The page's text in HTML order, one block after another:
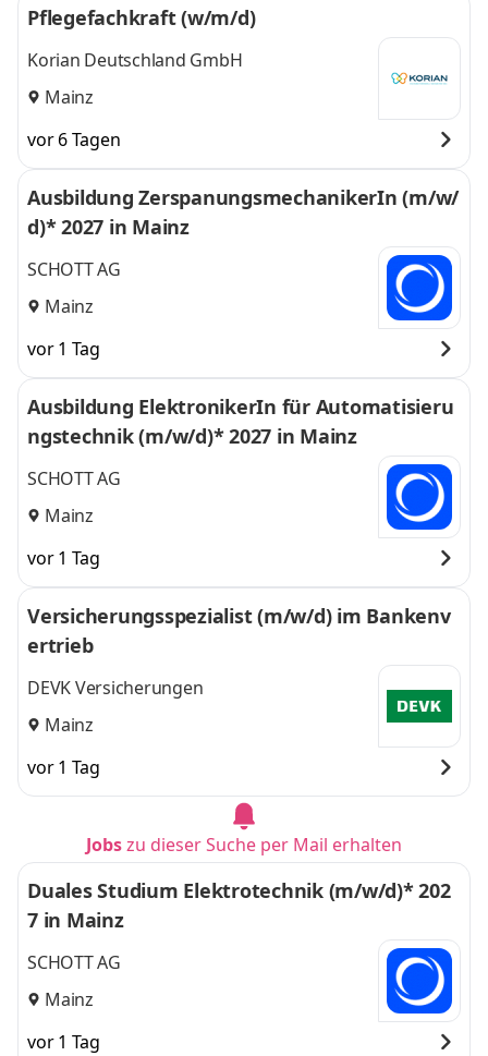
Pflegefachkraft (w/m/d)
Korian Deutschland GmbH
Mainz
vor 6 Tagen
Ausbildung ZerspanungsmechanikerIn (m/w/
d)* 2027 in Mainz
SCHOTT AG
Mainz
vor 1 Tag
Ausbildung ElektronikerIn für Automatisieru
ngstechnik (m/w/d)* 2027 in Mainz
SCHOTT AG
Mainz
vor 1 Tag
Versicherungsspezialist (m/w/d) im Bankenv
ertrieb
DEVK Versicherungen
Mainz
vor 1 Tag
Jobszu dieser Suche per Mail erhalten
Duales Studium Elektrotechnik (m/w/d)* 202
7 in Mainz
SCHOTT AG
Mainz
vor 1 Tag